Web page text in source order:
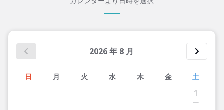
2026年 8 月
日 月 火 水 木 金 土
1